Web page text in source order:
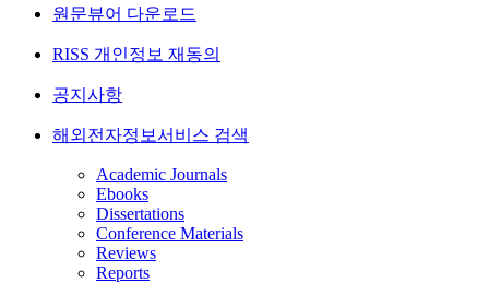
원문뷰어 다운로드
RISS 개인정보 재동의
공지사항
해외전자정보서비스 검색
Academic Journals
Ebooks
Dissertations
Conference Materials
Reviews
Reports